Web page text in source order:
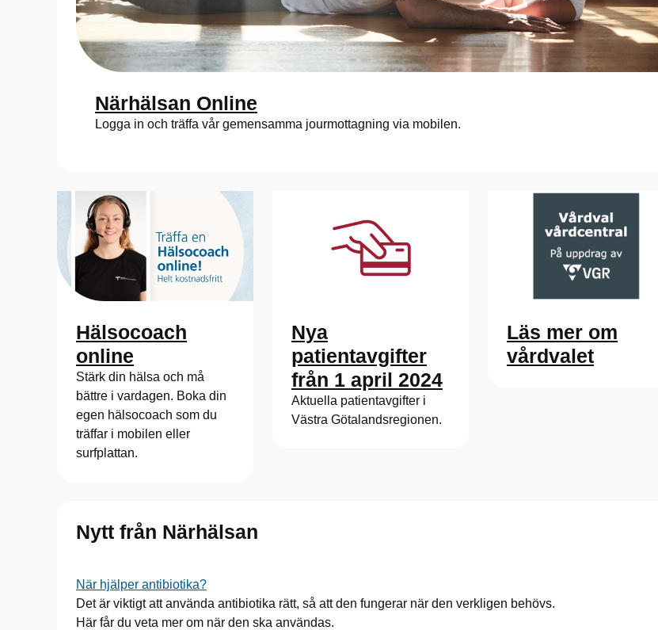
Närhälsan Online
Logga in och träffa vår gemensamma jourmottagning via mobilen.
Hälsocoach
online
Stärk din hälsa och må
bättre i vardagen. Boka din
egen hälsocoach som du
träffar i mobilen eller
surfplattan.
Nya
patientavgifter
från 1 april 2024
Aktuella patientavgifter i
Västra Götalandsregionen.
Läs mer om
vårdvalet
Nytt från Närhälsan
När hjälper antibiotika?
Det är viktigt att använda antibiotika rätt, så att den fungerar när den verkligen behövs.
Här får du veta mer om när den ska användas.